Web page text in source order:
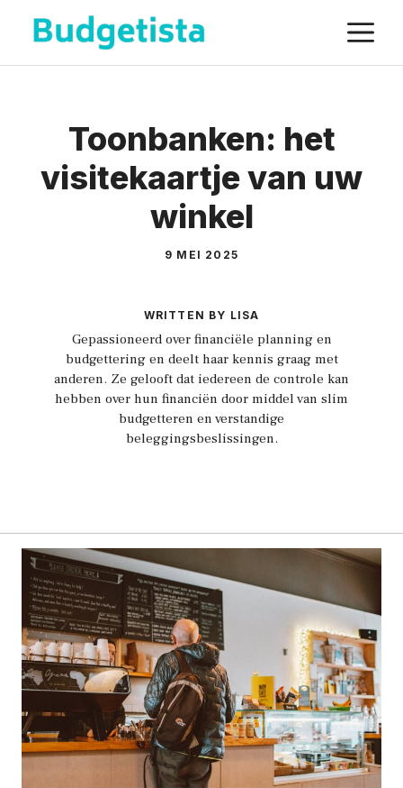
Spring
naar
de
Toonbanken: het
visitekaartje van uw
winkel
9 MEI 2025
WRITTEN BY LISA
Gepassioneerd over financiële planning en
budgettering en deelt haar kennis graag met
anderen. Ze gelooft dat iedereen de controle kan
hebben over hun financiën door middel van slim
budgetteren en verstandige
beleggingsbeslissingen.